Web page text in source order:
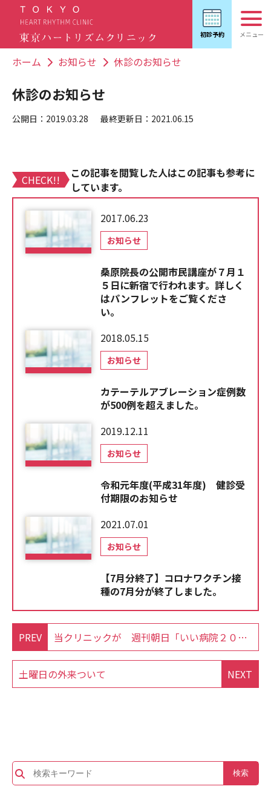
ホーム お知らせ 休診のお知らせ
休診のお知らせ
公開日：2019.03.28 最終更新日：2021.06.15
CHECK!!
この記事を閲覧した人はこの記事も参考に
しています。
2017.06.23
お知らせ
桑原院長の公開市民講座が７月１
５日に新宿で行われます。詳しく
はパンフレットをご覧くださ
い。
2018.05.15
お知らせ
カテーテルアブレーション症例数
が500例を超えました。
2019.12.11
お知らせ
令和元年度(平成31年度) 健診受
付期限のお知らせ
2021.07.01
お知らせ
【7月分終了】コロナワクチン接
種の7月分が終了しました。
PREV 当クリニックが 週刊朝日「いい病院２０１９」に掲載されました
NEXT
土曜日の外来ついて